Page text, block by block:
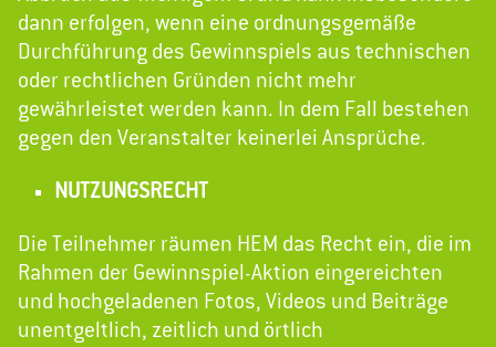
dann erfolgen, wenn eine ordnungsgemäße
Durchführung des Gewinnspiels aus technischen
oder rechtlichen Gründen nicht mehr
gewährleistet werden kann. In dem Fall bestehen
gegen den Veranstalter keinerlei Ansprüche.
NUTZUNGSRECHT
Die Teilnehmer räumen HEM das Recht ein, die im
Rahmen der Gewinnspiel-Aktion eingereichten
und hochgeladenen Fotos, Videos und Beiträge
unentgeltlich, zeitlich und örtlich